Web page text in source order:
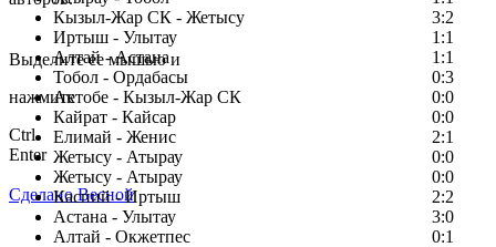
Кызыл-Жар СК - Жетысу
3:2
Иртыш - Улытау
1:1
Алтай - Астана
1:1
Тобол - Ордабасы
0:3
Актобе - Кызыл-Жар СК
0:0
Кайрат - Кайсар
0:0
Елимай - Женис
2:1
Жетысу - Атырау
0:0
Жетысу - Атырау
0:0
Каспий - Иртыш
2:2
Астана - Улытау
3:0
Алтай - Окжетпес
0:1
Заметили ошибку в тексте?
Выделите ее мышью и
нажмите
Ctrl
Enter
Сделано Весной